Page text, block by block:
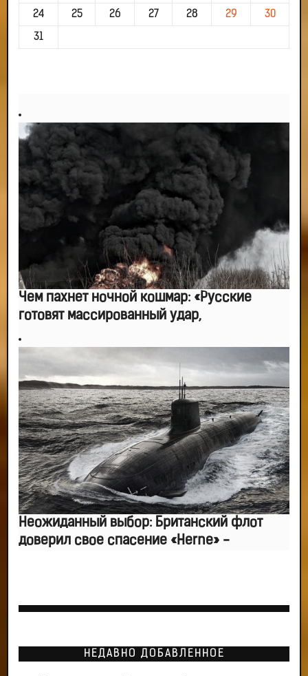
24 25 26 27 28 29 30
31
Чем пахнет ночной кошмар: «Русские
готовят массированный удар,
Неожиданный выбор: Британский флот
доверил свое спасение «Herne» -
НЕДАВНО ДОБАВЛЕННОЕ